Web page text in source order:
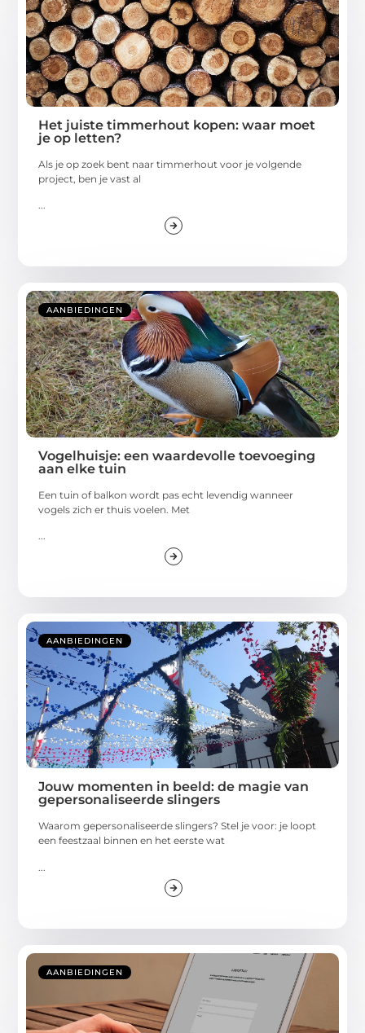
Het juiste timmerhout kopen: waar moet
je op letten?
Als je op zoek bent naar timmerhout voor je volgende
project, ben je vast al
...
AANBIEDINGEN
Vogelhuisje: een waardevolle toevoeging
aan elke tuin
Een tuin of balkon wordt pas echt levendig wanneer
vogels zich er thuis voelen. Met
...
AANBIEDINGEN
Jouw momenten in beeld: de magie van
gepersonaliseerde slingers
Waarom gepersonaliseerde slingers? Stel je voor: je loopt
een feestzaal binnen en het eerste wat
AANBIEDINGEN